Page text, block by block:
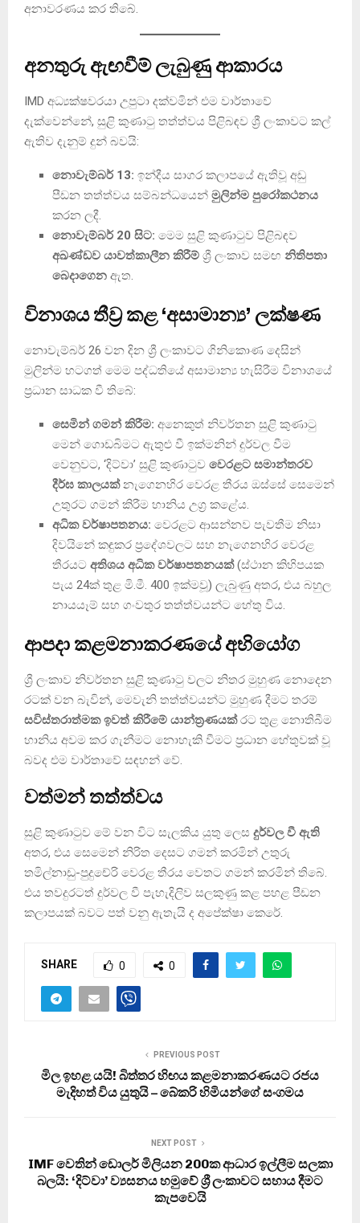
අනාවරණය කර තිබේ.
අනතුරු ඇඟවීම් ලැබුණු ආකාරය
IMD අධ්‍යක්ෂවරයා උපුටා දක්වමින් එම වාර්තාවේ
දැක්වෙන්නේ, සුළි කුණාටු තත්ත්වය පිළිබඳව ශ්‍රී ලංකාවට කල්
ඇතිව දැනුම් දුන් බවයි:
නොවැම්බර් 13: ඉන්දීය සාගර කලාපයේ ඇතිවූ අඩු
පීඩන තත්ත්වය සම්බන්ධයෙන් මුලින්ම පුරෝකථනය
කරන ලදී.
නොවැම්බර් 20 සිට: මෙම සුළි කුණාටුව පිළිබඳව
අඛණ්ඩව යාවත්කාලීන කිරීම් ශ්‍රී ලංකාව සමඟ නිතිපතා
බෙදාගෙන ඇත.
විනාශය තීව්‍ර කළ ‘අසාමාන්‍ය’ ලක්ෂණ
නොවැම්බර් 26 වන දින ශ්‍රී ලංකාවට ගිනිකොණ දෙසින්
මුලින්ම හටගත් මෙම පද්ධතියේ අසාමාන්‍ය හැසිරීම විනාශයේ
ප්‍රධාන සාධක වී තිබේ:
සෙමින් ගමන් කිරීම: අනෙකුත් නිවර්තන සුළි කුණාටු
මෙන් ගොඩබිමට ඇතුළු වී ඉක්මනින් දුර්වල වීම
වෙනුවට, ‘දිට්වා’ සුළි කුණාටුව වෙරළට සමාන්තරව
දීර්ඝ කාලයක්නැගෙනහිර වෙරළ තීරය ඔස්සේ සෙමෙන්
උතුරට ගමන් කිරීම හානිය උග්‍ර කළේය.
අධික වර්ෂාපතනය: වෙරළට ආසන්නව පැවතීම නිසා
දිවයිනේ කඳුකර ප්‍රදේශවලට සහ නැගෙනහිර වෙරළ
තීරයට අතිශය අධික වර්ෂාපතනයක්(ස්ථාන කිහිපයක
පැය 24ක් තුළ මි.මී. 400 ඉක්මවූ) ලැබුණු අතර, එය බහුල
නායයෑම් සහ ගංවතුර තත්ත්වයන්ට හේතු විය.
ආපදා කළමනාකරණයේ අභියෝග
ශ්‍රී ලංකාව නිවර්තන සුළි කුණාටු වලට නිතර මුහුණ නොදෙන
රටක් වන බැවින්, මෙවැනි තත්ත්වයන්ට මුහුණ දීමට තරම්
සවිස්තරාත්මක ඉවත් කිරීමේ යාන්ත්‍රණයක්රට තුළ නොතිබීම
හානිය අවම කර ගැනීමට නොහැකි වීමට ප්‍රධාන හේතුවක් වූ
බවද එම වාර්තාවේ සඳහන් වේ.
වත්මන් තත්ත්වය
සුළි කුණාටුව මේ වන විට සැලකිය යුතු ලෙස දුර්වල වී ඇති
අතර, එය සෙමෙන් නිරිත දෙසට ගමන් කරමින් උතුරු
තමිල්නාඩු-පුදුචේරි වෙරළ තීරය වෙතට ගමන් කරමින් තිබේ.
එය තවදුරටත් දුර්වල වී පැහැදිලිව සලකුණු කළ පහළ පීඩන
කලාපයක් බවට පත් වනු ඇතැයි ද අපේක්ෂා කෙරේ.
SHARE 0 0
PREVIOUS POST
මිල ඉහළ යයි! බිත්තර හිඟය කළමනාකරණයට රජය
මැදිහත් විය යුතුයි – බේකරි හිමියන්ගේ සංගමය
NEXT POST
IMF වෙතින් ඩොලර් මිලියන 200ක ආධාර ඉල්ලීම සලකා
බලයි: ‘දිට්වා’ ව්‍යසනය හමුවේ ශ්‍රී ලංකාවට සහාය දීමට
කැපවෙයි